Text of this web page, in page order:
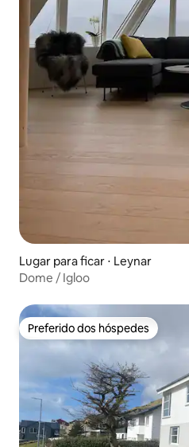
Lugar para ficar ⋅ Leynar
Dome / Igloo
Preferido dos hóspedes
Preferido dos hóspedes